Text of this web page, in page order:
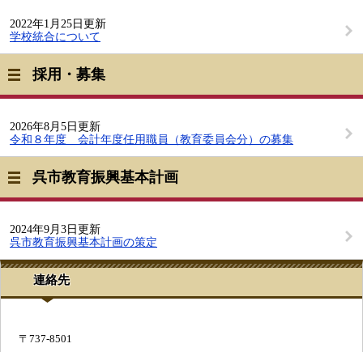
2022年1月25日更新
学校統合について
採用・募集
2026年8月5日更新
令和８年度 会計年度任用職員（教育委員会分）の募集
呉市教育振興基本計画
2024年9月3日更新
呉市教育振興基本計画の策定
連絡先
〒737-8501